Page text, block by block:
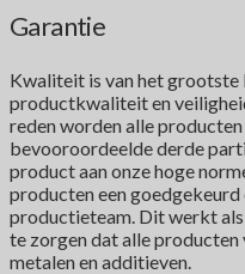
Garantie
Kwaliteit is van het grootste
productkwaliteit en
reden worden alle
bevooroordeelde derde
product aan onze hoge
producten een
productieteam. Dit werkt
te zorgen dat alle
metalen en additieven.